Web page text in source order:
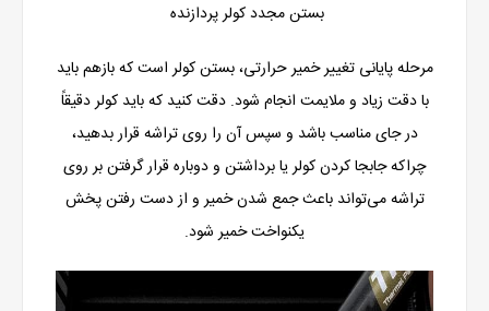
بستن مجدد کولر پردازنده
مرحله پایانی تغییر خمیر حرارتی، بستن کولر است که بازهم باید
با دقت زیاد و ملایمت انجام شود. دقت کنید که باید کولر دقیقاً
در جای مناسب باشد و سپس آن را روی تراشه قرار بدهید،
چراکه جابجا کردن کولر یا برداشتن و دوباره قرار گرفتن بر روی
تراشه می‌تواند باعث جمع شدن خمیر و از دست رفتن پخش
یکنواخت خمیر شود.